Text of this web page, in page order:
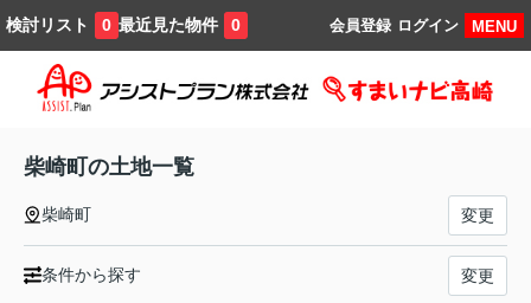
検討リスト 0 最近見た物件 0 MENU
ログイン
会員登録
柴崎町の土地一覧
柴崎町 変更
条件から探す 変更